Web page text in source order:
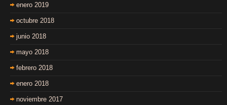
enero 2019
octubre 2018
junio 2018
mayo 2018
febrero 2018
enero 2018
noviembre 2017